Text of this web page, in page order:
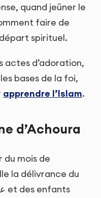
quand jeûner le
faire de
spirituel.
actes d’adoration,
bases de la foi,
apprendre l’Islam.
d’Achoura
du mois de
la délivrance du